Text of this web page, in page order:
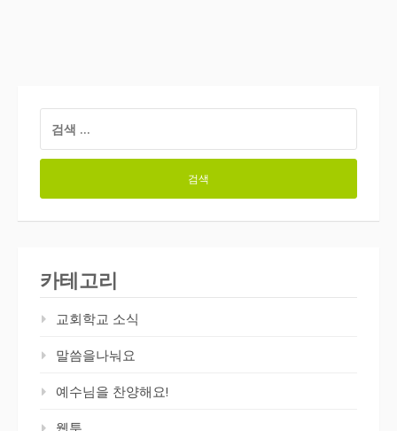
색:
카테고리
교회학교 소식
말씀을나눠요
예수님을 찬양해요!
웹툰